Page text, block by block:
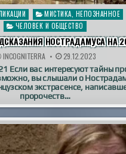
МИСТИКА, НЕПОЗНАННОЕ
ЧЕЛОВЕК И ОБЩЕСТВО
НОСТРАДАМУСА НА
INCOGNITERRA 29.12.2023
Если вас интересуют тайны
вы слышали о
экстрасенсе,
пророчеств…